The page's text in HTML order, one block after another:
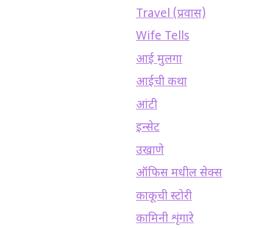
Travel (प्रवास)
Wife Tells
आई मुलगा
आईची कथा
आंटी
इन्सेट
उखाणे
ऑफिस मधील सेक्स
काकूची स्टोरी
कामिनी शृंगारे